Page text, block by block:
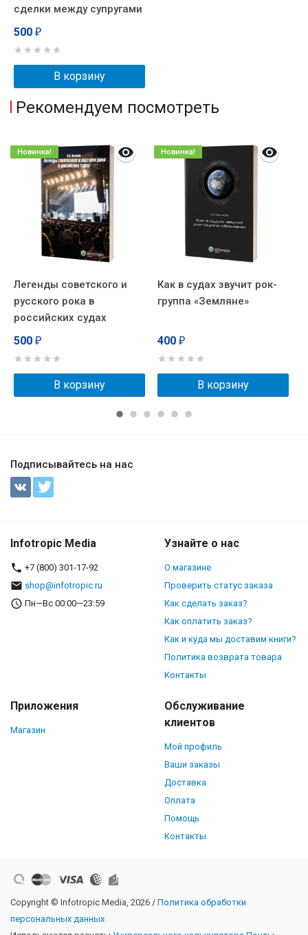
сделки между супругами
500 ₽
В корзину
Рекомендуем посмотреть
Легенды советского и
русского рока в
российских судах
500 ₽
В корзину
Новинка!
Как в судах звучит рок-
группа «Земляне»
400 ₽
В корзину
Новинка!
Подписывайтесь на нас
Infotropic Media
+7 (800) 301-17-92
shop@infotropic.ru
Пн—Вс 00:00—23:59
Узнайте о нас
О магазине
Проверить статус заказа
Как сделать заказ?
Как оплатить заказ?
Как и куда мы доставим книги?
Политика возврата товара
Контакты
Приложения
Магазин
Обслуживание
клиентов
Мой профиль
Ваши заказы
Доставка
Оплата
Помощь
Контакты
Copyright © Infotropic Media, 2026 / Политика обработки
персональных данных